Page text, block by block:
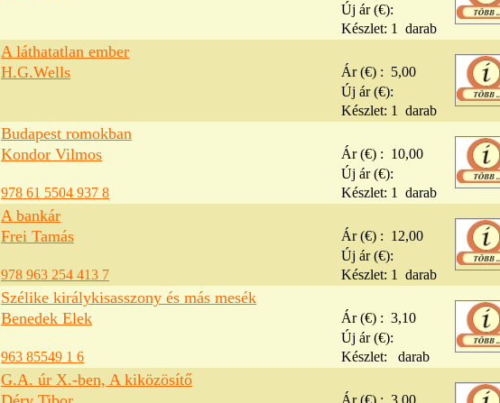
Új ár (€):
Készlet: 1 darab
A láthatatlan ember
H.G.Wells Ár (€) : 5,00
Új ár (€):
Készlet: 1 darab
Budapest romokban
Kondor Vilmos Ár (€) : 10,00
Új ár (€):
978 61 5504 937 8 Készlet: 1 darab
A bankár
Frei Tamás Ár (€) : 12,00
Új ár (€):
978 963 254 413 7 Készlet: 1 darab
Szélike királykisasszony és más mesék
Benedek Elek Ár (€) : 3,10
Új ár (€):
963 85549 1 6 Készlet: darab
G.A. úr X.-ben, A kiközösítő
Ár (€) : 3,00